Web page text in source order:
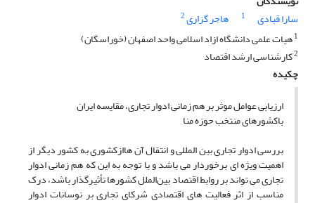
سارا قبادی
1 هاجر گزاری2
1هیات علمی دانشگاه ازاد اسلامی واحد اصفهان (خوراسگان)
2کارشناسی ارشد اقتصاد
چکیده
ارزیابی عوامل موثر بر هم زمانی ادوار تجاری، مقایسه ایران
باکشورهای منتخب حوزه منا
بررسی ادوار تجاری بین المللی و انتقال آن هاازکشوری به کشور دیگر از
اهمیت ویژه ای برخوردار می باشد و با توجه به این که هم زمانی ادوار
تجاری می تواند بر روابط اقتصاد بین‌الملل کشورها تأثیرگذار باشد، درک
مناسب از اثر فعالیت های اقتصادی شرکای تجاری بر نوسانات ادوار